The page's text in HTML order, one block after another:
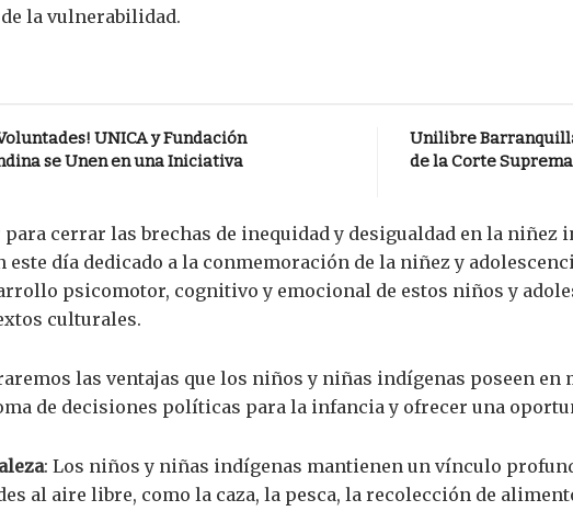
la vulnerabilidad.
UNICA y Fundación
se Unen en una Iniciativa
Unilibre
de la Corte
para cerrar las brechas de inequidad y desigualdad en la niñez
este día dedicado a la conmemoración de la niñez y
psicomotor, cognitivo y emocional de estos niños y
culturales.
las ventajas que los niños y niñas indígenas poseen en
de decisiones políticas para la infancia y ofrecer una
: Los niños y niñas indígenas mantienen un vínculo
al aire libre, como la caza, la pesca, la recolección de